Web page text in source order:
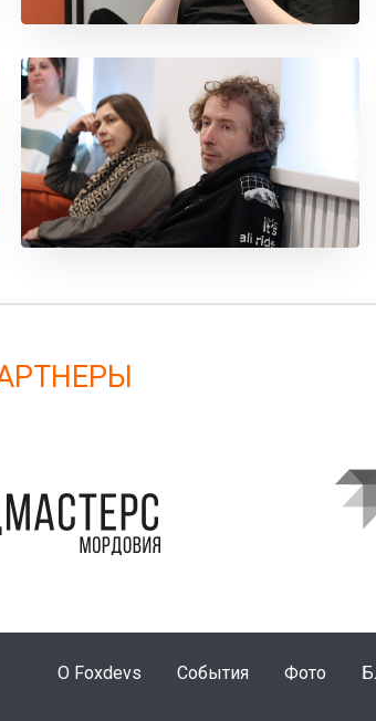
О Foxdevs События Фото